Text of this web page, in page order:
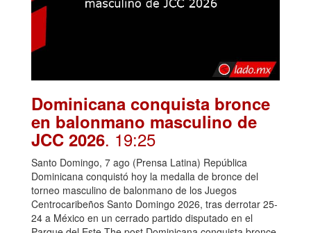
Dominicana conquista bronce
en balonmano masculino de
JCC 2026. 19:25
Santo Domingo, 7 ago (Prensa Latina) República
Dominicana conquistó hoy la medalla de bronce del
torneo masculino de balonmano de los Juegos
Centrocaribeños Santo Domingo 2026, tras derrotar 25-
24 a México en un cerrado partido disputado en el